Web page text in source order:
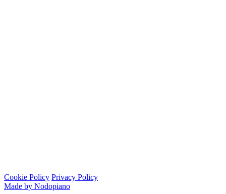
Cookie Policy Privacy Policy
Made by Nodopiano